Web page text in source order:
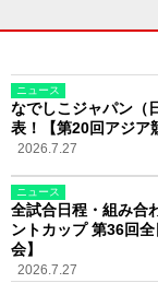
ニュース
なでしこジャパン（
表！【第20回アジア
2026.7.27
ニュース
全試合日程・組み合
ントカップ 第36回
会】
2026.7.27